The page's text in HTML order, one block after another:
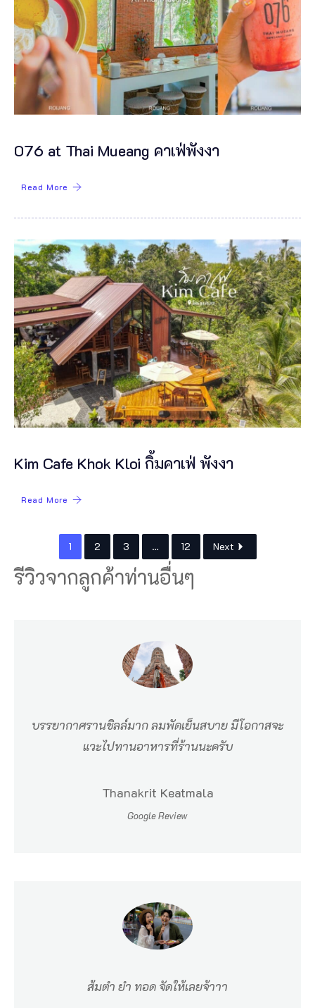
076 at Thai Mueang คาเฟ่พังงา
Read More
Kim Cafe Khok Kloi กิ้มคาเฟ่ พังงา
Read More
1 2 3 … 12 Next
รีวิวจากลูกค้าท่านอื่นๆ
บรรยากาศรานชิลล์มาก ลมพัดเย็นสบาย มีโอกาสจะ
แวะไปทานอาหารที่ร้านนะครับ
Thanakrit Keatmala
Google Review
ส้มตำ ยำ ทอด จัดให้เลยจ้าาา